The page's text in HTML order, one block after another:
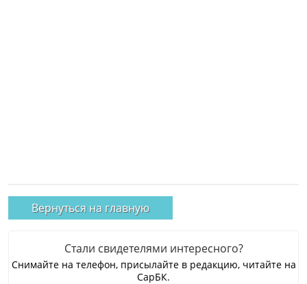
Вернуться на главную
Стали свидетелями интересного?
Снимайте на телефон, присылайте в редакцию, читайте на
СарБК.